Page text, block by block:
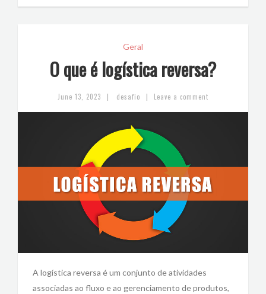
Geral
O que é logística reversa?
June 13, 2023 | desafio | Leave a comment
A logística reversa é um conjunto de atividades
associadas ao fluxo e ao gerenciamento de produtos,